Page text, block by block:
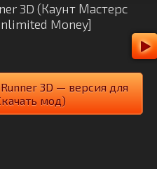
3D (Каунт Мастерс
Money]
3D — версия для
мод)